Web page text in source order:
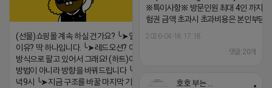
※특이사항※ 방문인원 최대 4인 까지
험권 금액 초과시 초과비용은 본인부담
2026-04-18 17:18
댓글:20개
(선물)쇼핑몰 계속 하실 건가요? ╰➤열심히 해도 안되는
이유? 딱 하나입니다. ╰➤레드오션? 아니요! ╰➤모두 같은
방식으로 팔고 있어서 그래요! (하트)이번엔 다릅니다. ╰➤
방법이 아니라 방향을 바꿔드립니다 ╰➤4월 21일(화) 저
녁9시 ╰➤지금 구조를 바꿀 마지막 기회